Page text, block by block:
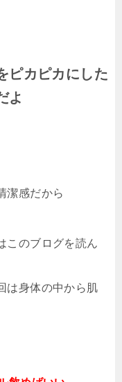
ピカピカにした
よ
潔感だから
このブログを読ん
は身体の中から肌